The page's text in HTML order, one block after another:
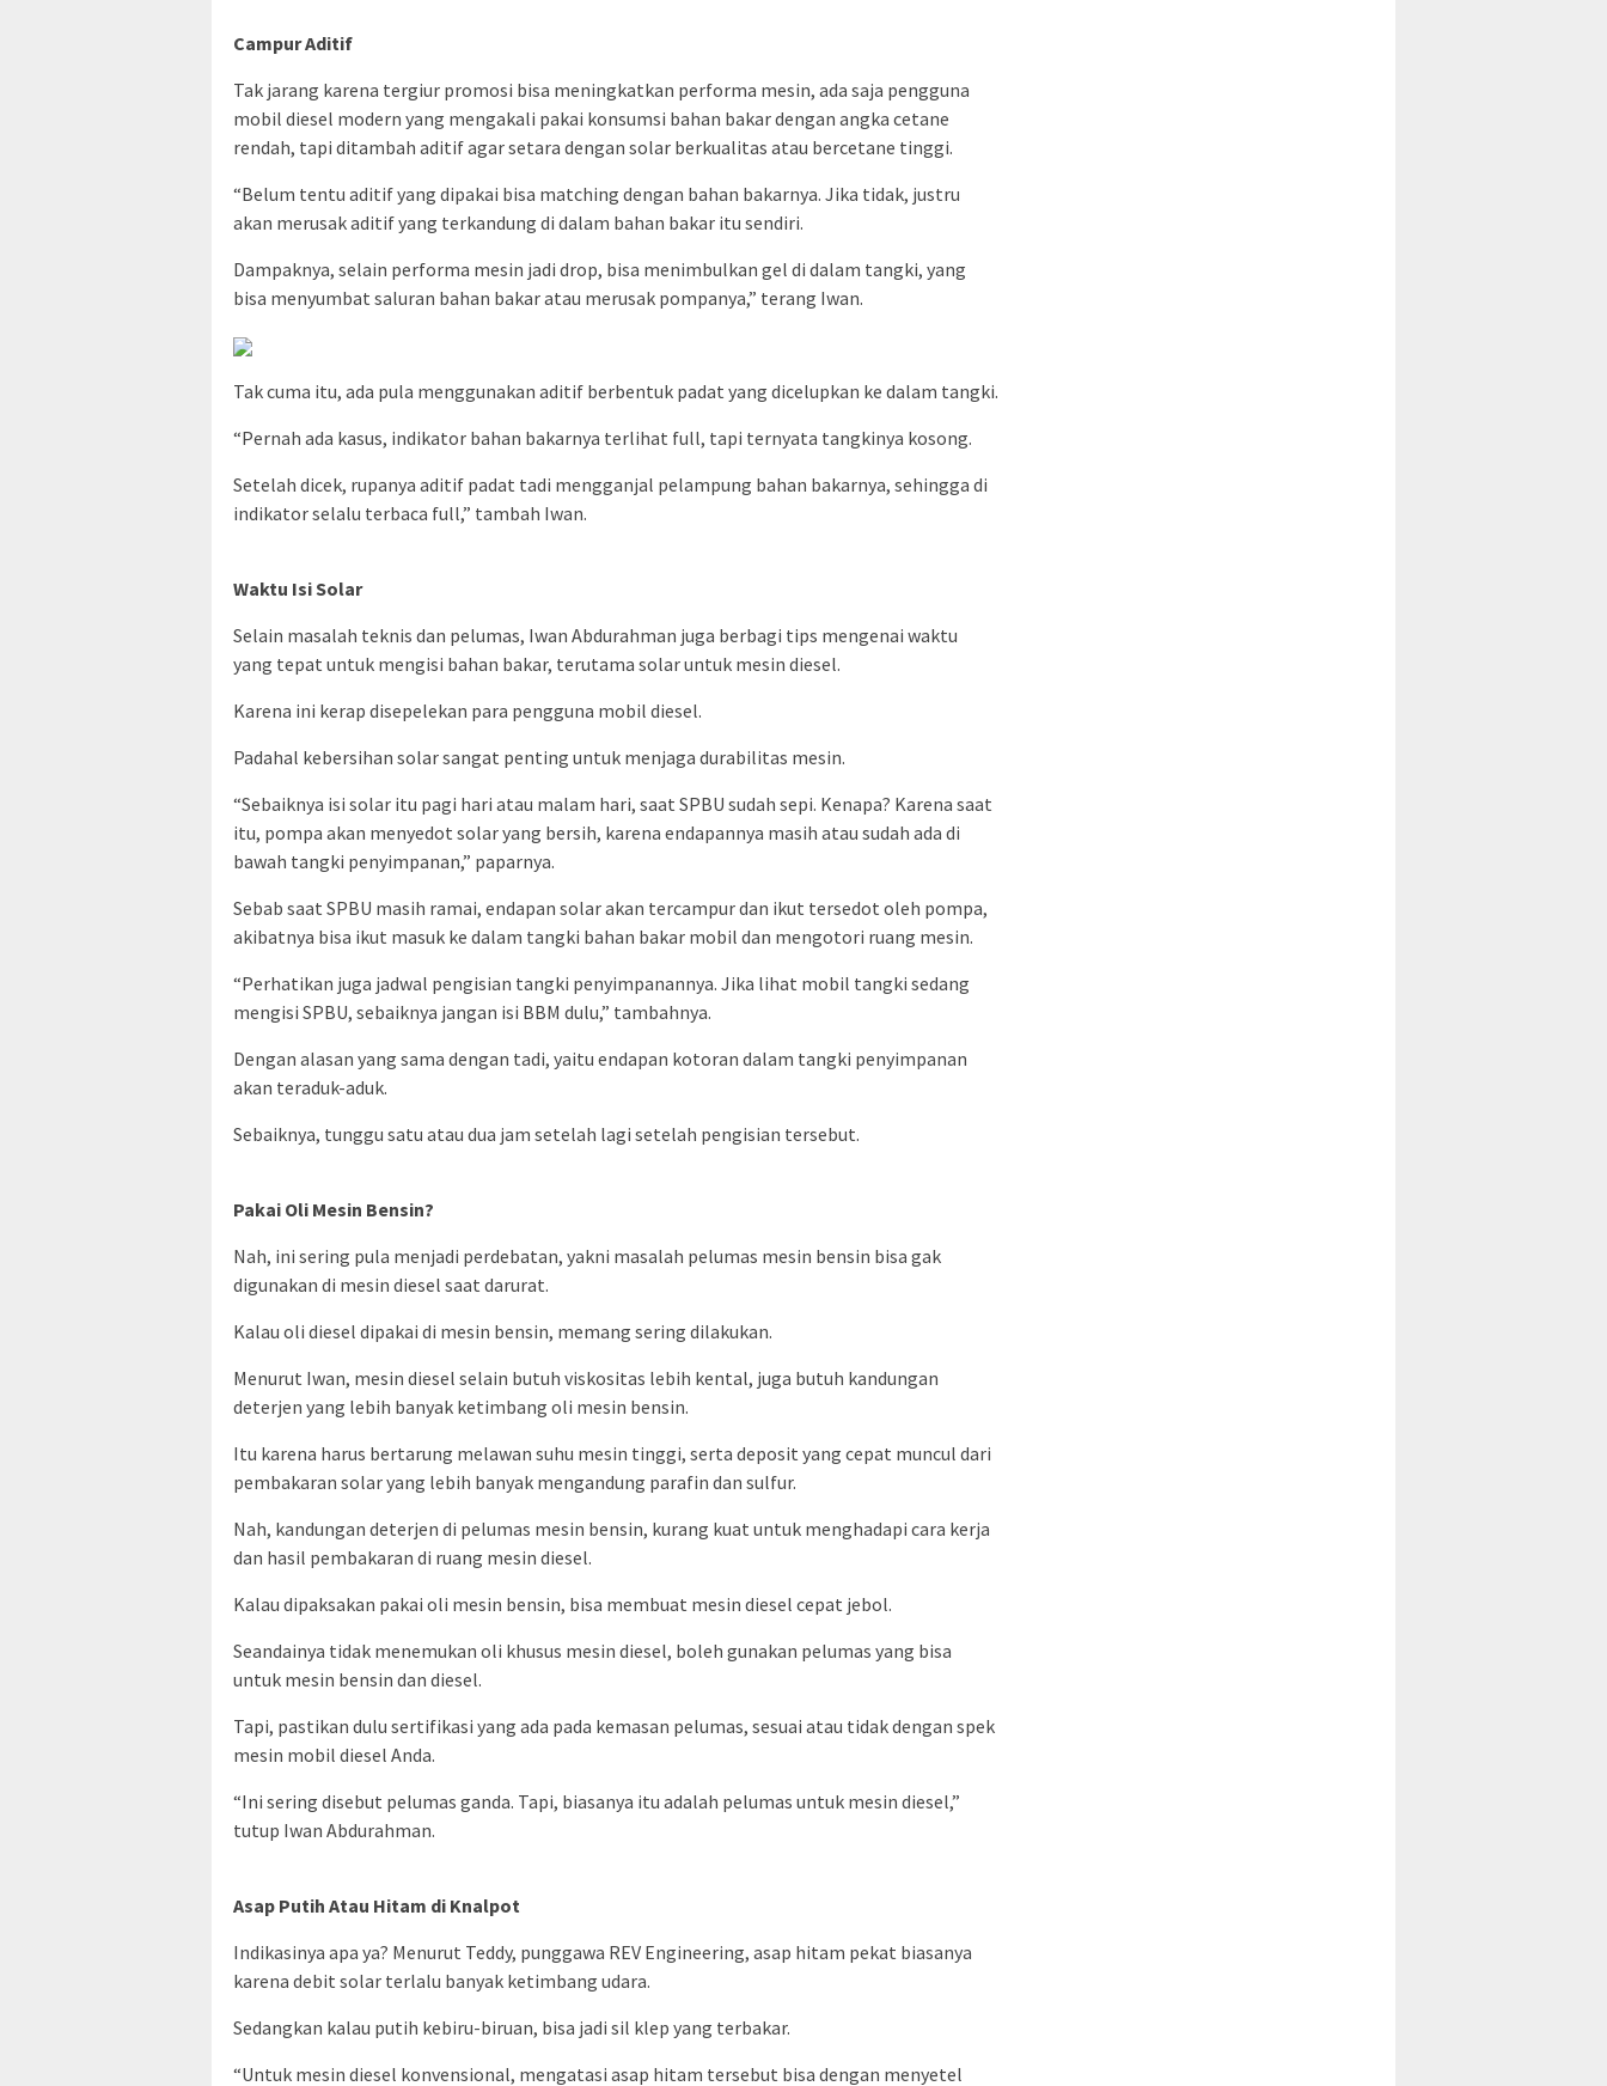
Campur Aditif
Tak jarang karena tergiur promosi bisa meningkatkan performa mesin, ada saja pengguna
mobil diesel modern yang mengakali pakai konsumsi bahan bakar dengan angka cetane
rendah, tapi ditambah aditif agar setara dengan solar berkualitas atau bercetane tinggi.
“Belum tentu aditif yang dipakai bisa matching dengan bahan bakarnya. Jika tidak, justru
akan merusak aditif yang terkandung di dalam bahan bakar itu sendiri.
Dampaknya, selain performa mesin jadi drop, bisa menimbulkan gel di dalam tangki, yang
bisa menyumbat saluran bahan bakar atau merusak pompanya,” terang Iwan.
Tak cuma itu, ada pula menggunakan aditif berbentuk padat yang dicelupkan ke dalam tangki.
“Pernah ada kasus, indikator bahan bakarnya terlihat full, tapi ternyata tangkinya kosong.
Setelah dicek, rupanya aditif padat tadi mengganjal pelampung bahan bakarnya, sehingga di
indikator selalu terbaca full,” tambah Iwan.
Waktu Isi Solar
Selain masalah teknis dan pelumas, Iwan Abdurahman juga berbagi tips mengenai waktu
yang tepat untuk mengisi bahan bakar, terutama solar untuk mesin diesel.
Karena ini kerap disepelekan para pengguna mobil diesel.
Padahal kebersihan solar sangat penting untuk menjaga durabilitas mesin.
“Sebaiknya isi solar itu pagi hari atau malam hari, saat SPBU sudah sepi. Kenapa? Karena saat
itu, pompa akan menyedot solar yang bersih, karena endapannya masih atau sudah ada di
bawah tangki penyimpanan,” paparnya.
Sebab saat SPBU masih ramai, endapan solar akan tercampur dan ikut tersedot oleh pompa,
akibatnya bisa ikut masuk ke dalam tangki bahan bakar mobil dan mengotori ruang mesin.
“Perhatikan juga jadwal pengisian tangki penyimpanannya. Jika lihat mobil tangki sedang
mengisi SPBU, sebaiknya jangan isi BBM dulu,” tambahnya.
Dengan alasan yang sama dengan tadi, yaitu endapan kotoran dalam tangki penyimpanan
akan teraduk-aduk.
Sebaiknya, tunggu satu atau dua jam setelah lagi setelah pengisian tersebut.
Pakai Oli Mesin Bensin?
Nah, ini sering pula menjadi perdebatan, yakni masalah pelumas mesin bensin bisa gak
digunakan di mesin diesel saat darurat.
Kalau oli diesel dipakai di mesin bensin, memang sering dilakukan.
Menurut Iwan, mesin diesel selain butuh viskositas lebih kental, juga butuh kandungan
deterjen yang lebih banyak ketimbang oli mesin bensin.
Itu karena harus bertarung melawan suhu mesin tinggi, serta deposit yang cepat muncul dari
pembakaran solar yang lebih banyak mengandung parafin dan sulfur.
Nah, kandungan deterjen di pelumas mesin bensin, kurang kuat untuk menghadapi cara kerja
dan hasil pembakaran di ruang mesin diesel.
Kalau dipaksakan pakai oli mesin bensin, bisa membuat mesin diesel cepat jebol.
Seandainya tidak menemukan oli khusus mesin diesel, boleh gunakan pelumas yang bisa
untuk mesin bensin dan diesel.
Tapi, pastikan dulu sertifikasi yang ada pada kemasan pelumas, sesuai atau tidak dengan spek
mesin mobil diesel Anda.
“Ini sering disebut pelumas ganda. Tapi, biasanya itu adalah pelumas untuk mesin diesel,”
tutup Iwan Abdurahman.
Asap Putih Atau Hitam di Knalpot
Indikasinya apa ya? Menurut Teddy, punggawa REV Engineering, asap hitam pekat biasanya
karena debit solar terlalu banyak ketimbang udara.
Sedangkan kalau putih kebiru-biruan, bisa jadi sil klep yang terbakar.
“Untuk mesin diesel konvensional, mengatasi asap hitam tersebut bisa dengan menyetel